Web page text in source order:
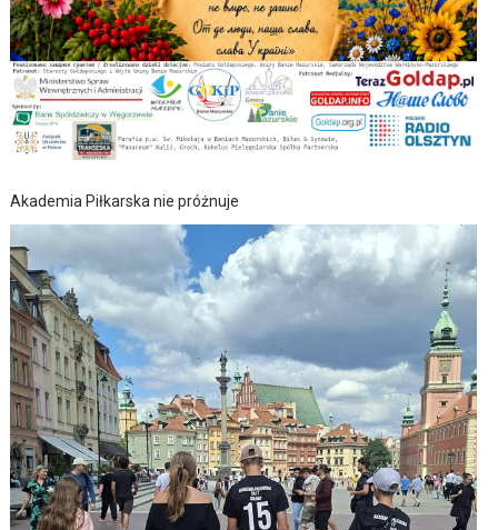
Akademia Piłkarska nie próżnuje